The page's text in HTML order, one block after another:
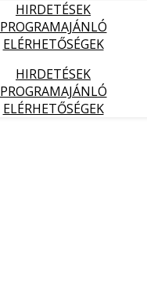
HIRDETÉSEK
PROGRAMAJÁNLÓ
ELÉRHETŐSÉGEK
HIRDETÉSEK
PROGRAMAJÁNLÓ
ELÉRHETŐSÉGEK